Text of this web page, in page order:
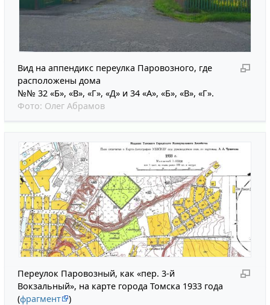
Вид на аппендикс переулка Паровозного, где
расположены дома
№№ 32 «Б», «В», «Г», «Д» и 34 «А», «Б», «В», «Г».
Фото: Олег Абрамов
Переулок Паровозный, как «пер. 3-й
Вокзальный», на карте города Томска 1933 года
(фрагмент )